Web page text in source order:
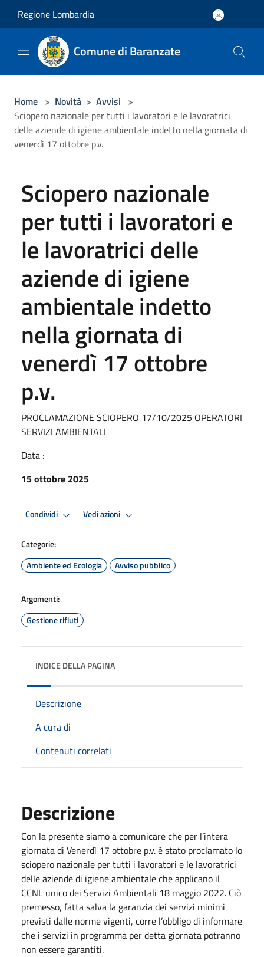
Regione Lombardia
Comune di Baranzate
Home > Novità > Avvisi >
Sciopero nazionale per tutti i lavoratori e le lavoratrici
delle aziende di igiene ambientale indetto nella giornata di
venerdì 17 ottobre p.v.
Sciopero nazionale
per tutti i lavoratori e
le lavoratrici delle
aziende di igiene
ambientale indetto
nella giornata di
venerdì 17 ottobre
p.v.
PROCLAMAZIONE SCIOPERO 17/10/2025 OPERATORI
SERVIZI AMBIENTALI
Data :
15 ottobre 2025
Condividi Vedi azioni
Categorie:
Ambiente ed Ecologia
Avviso pubblico
Argomenti:
Gestione rifiuti
INDICE DELLA PAGINA
Descrizione
A cura di
Contenuti correlati
Descrizione
Con la presente siamo a comunicare che per l’intera
giornata di Venerdì 17 ottobre p.v. è stato proclamato lo
sciopero nazionale per tutti i lavoratori e le lavoratrici
delle aziende di igiene ambientale che applicano il
CCNL unico dei Servizi Ambientali 18 maggio 2022. Ciò
premesso, fatta salva la garanzia dei servizi minimi
previsti dalle norme vigenti, corre l’obbligo di informare
che i servizi in programma per detta giornata potranno
non essere garantiti.